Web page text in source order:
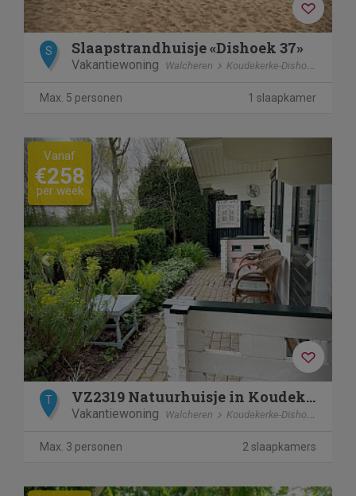
S Slaapstrandhuisje «Dishoek 37»
Vakantiewoning Walcheren Koudekerke-Dishoek
Max. 5 personen 1 slaapkamer
Previous
Vanaf
€258
per week
T VZ2319 Natuurhuisje in Koudekerke-Dishoek
Vakantiewoning Walcheren Koudekerke-Dishoek
Max. 3 personen 2 slaapkamers